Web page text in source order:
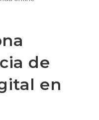
de
en